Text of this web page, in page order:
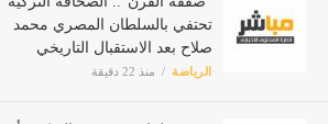
تحتفي بالسلطان المصري محمد
صلاح بعد الاستقبال التاريخي
الرياضة
رئيس طرابزون سبور التركي: أردنا